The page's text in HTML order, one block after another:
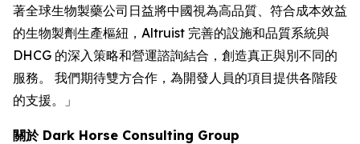
著全球生物製藥公司日益將中國視為高品質、符合成本效益
的生物製劑生產樞紐，Altruist 完善的設施和品質系統與
DHCG 的深入策略和營運諮詢結合，創造真正與別不同的
服務。 我們期待雙方合作，為開發人員的項目提供各階段
的支援。」
關於 Dark Horse Consulting Group